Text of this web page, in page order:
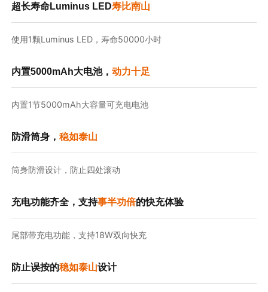
超长寿命Luminus LED寿比南山
使用1颗Luminus LED，寿命50000小时
内置5000mAh大电池，动力十足
内置1节5000mAh大容量可充电电池
防滑筒身，稳如泰山
筒身防滑设计，防止四处滚动
充电功能齐全，支持事半功倍的快充体验
尾部带充电功能，支持18W双向快充
防止误按的稳如泰山设计